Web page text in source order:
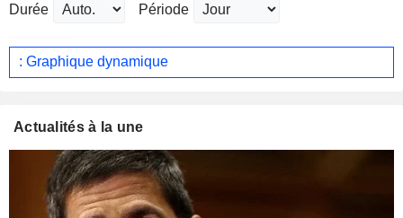
Durée Période
: Graphique dynamique
Actualités à la une